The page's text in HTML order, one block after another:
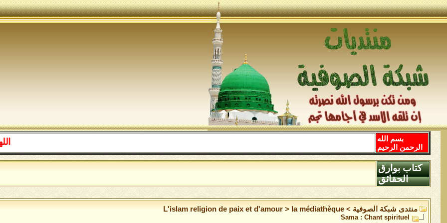
اللهم صل
بسم الله
الرحمن الرحيم
كتاب بوارق
الحقائق
منتدى شبكة الصوفية >
L'islam religion de paix et d'amour > la médiathèque
Sama : Chant spirituel